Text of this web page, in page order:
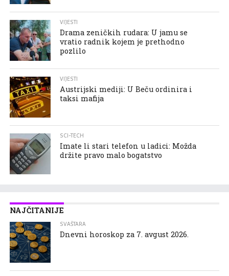
VIJESTI
Drama zeničkih rudara: U jamu se
vratio radnik kojem je prethodno
pozlilo
VIJESTI
Austrijski mediji: U Beču ordinira i
taksi mafija
SCI-TECH
Imate li stari telefon u ladici: Možda
držite pravo malo bogatstvo
NAJČITANIJE
SVAŠTARA
Dnevni horoskop za 7. avgust 2026.